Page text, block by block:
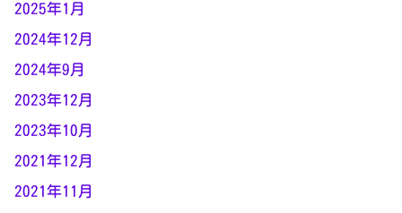
2025年1月
2024年12月
2024年9月
2023年12月
2023年10月
2021年12月
2021年11月